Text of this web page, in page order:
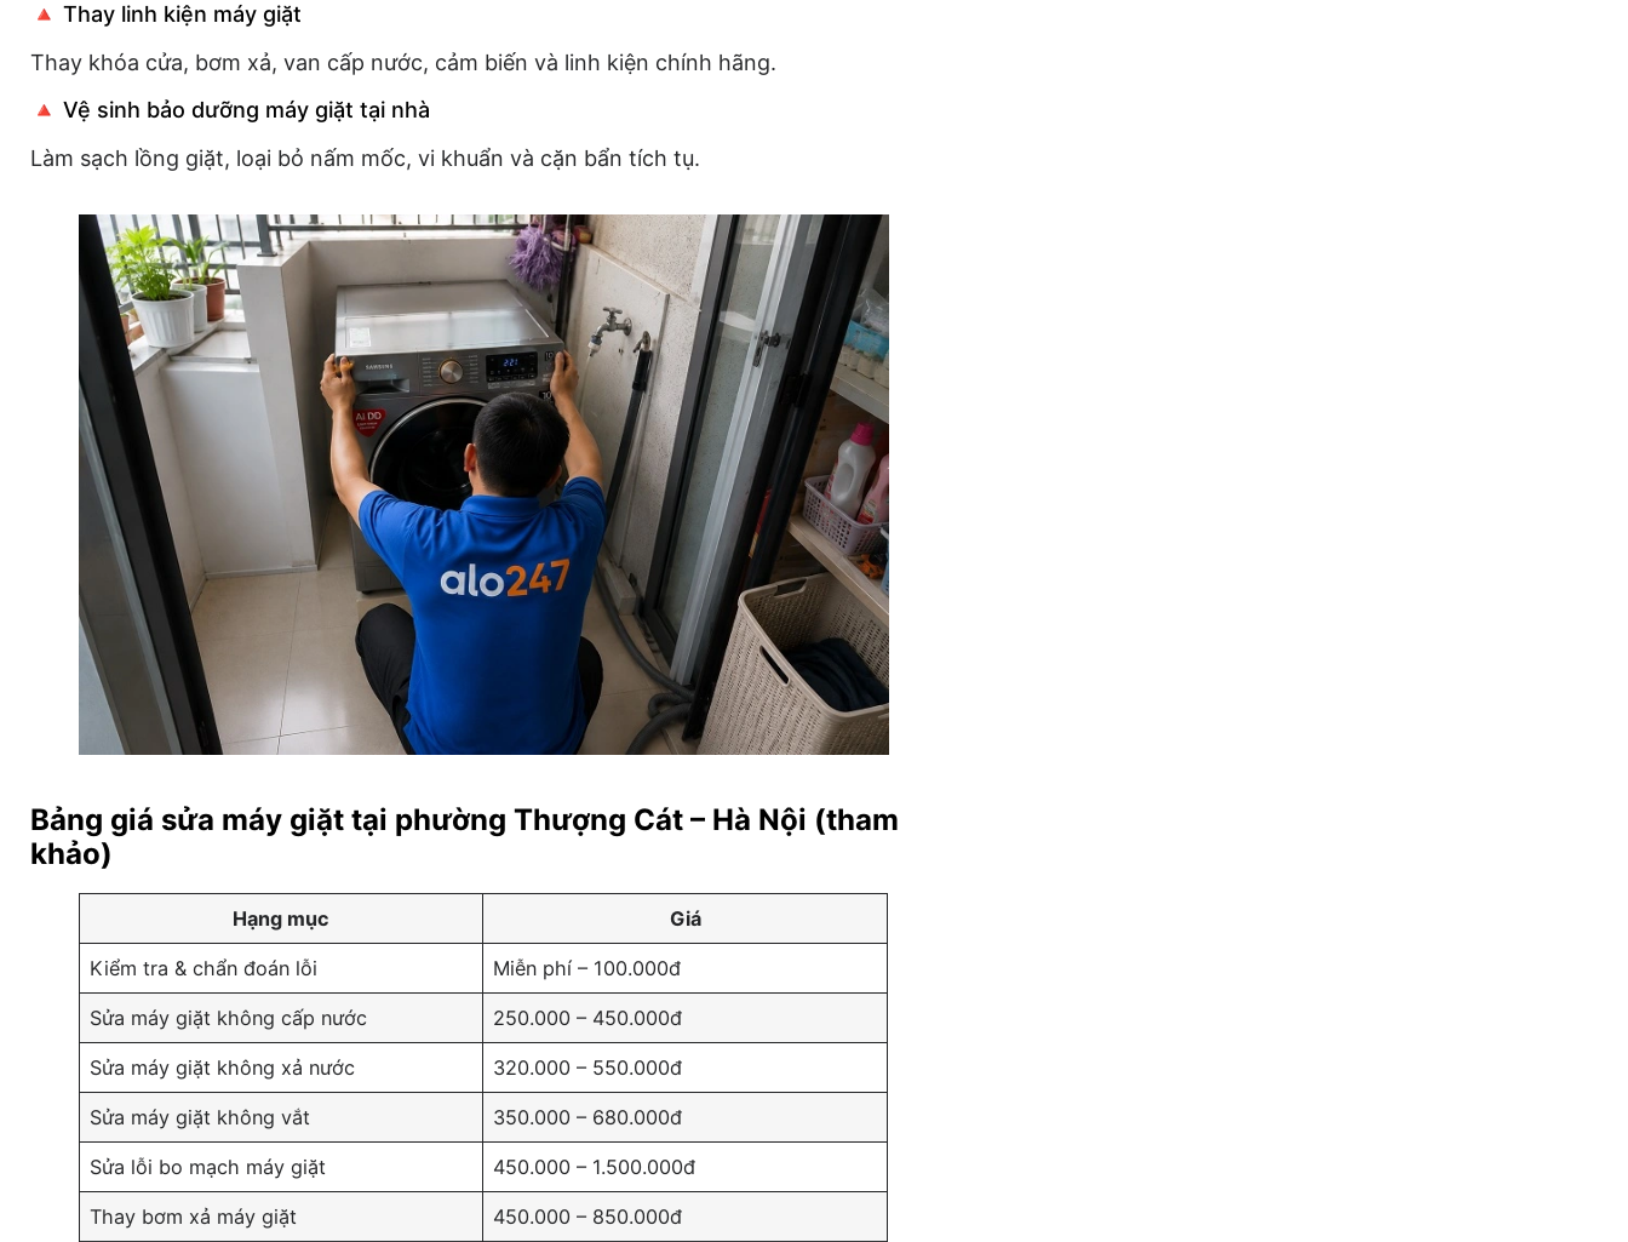
🔺 Thay linh kiện máy giặt
Thay khóa cửa, bơm xả, van cấp nước, cảm biến và linh kiện chính hãng.
🔺 Vệ sinh bảo dưỡng máy giặt tại nhà
Làm sạch lồng giặt, loại bỏ nấm mốc, vi khuẩn và cặn bẩn tích tụ.
Bảng giá sửa máy giặt tại phường Thượng Cát – Hà Nội (tham
khảo)
Hạng mục Giá
Kiểm tra & chẩn đoán lỗi Miễn phí – 100.000đ
Sửa máy giặt không cấp nước 250.000 – 450.000đ
Sửa máy giặt không xả nước 320.000 – 550.000đ
Sửa máy giặt không vắt 350.000 – 680.000đ
Sửa lỗi bo mạch máy giặt 450.000 – 1.500.000đ
Thay bơm xả máy giặt 450.000 – 850.000đ